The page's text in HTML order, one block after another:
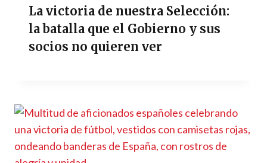
La victoria de nuestra Selección:
la batalla que el Gobierno y sus
socios no quieren ver